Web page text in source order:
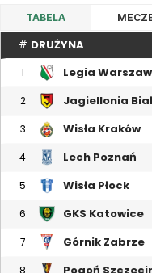
TABELA
# DRUŻYNA
1 Legia
2 Jagiellonia
3 Wisła Kraków
4 Lech Poznań
5 Wisła Płock
6 GKS Katowice
7 Górnik Zabrze
8 Pogoń